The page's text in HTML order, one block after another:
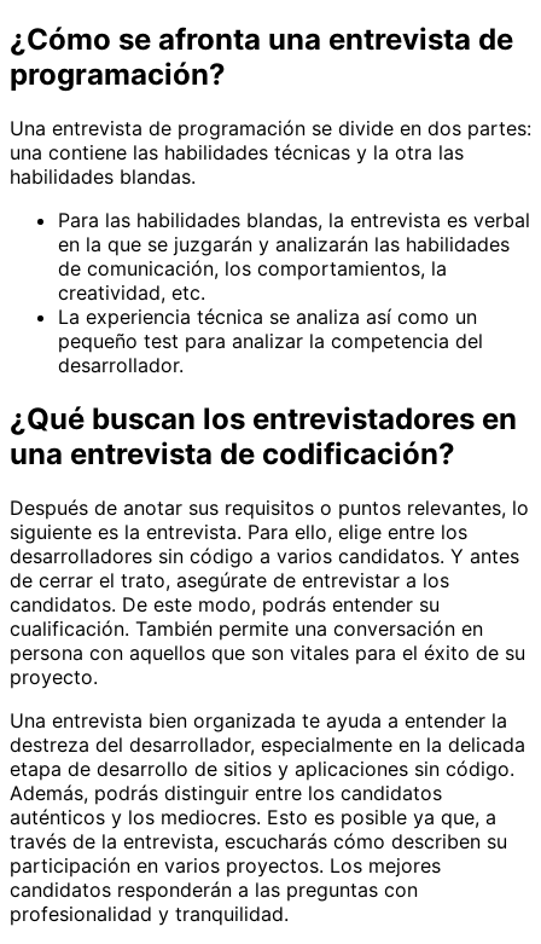
¿Cómo se afronta una entrevista de
programación?
Una entrevista de programación se divide en dos partes:
una contiene las habilidades técnicas y la otra las
habilidades blandas.
Para las habilidades blandas, la entrevista es verbal
en la que se juzgarán y analizarán las habilidades
de comunicación, los comportamientos, la
creatividad, etc.
La experiencia técnica se analiza así como un
pequeño test para analizar la competencia del
desarrollador.
¿Qué buscan los entrevistadores en
una entrevista de codificación?
Después de anotar sus requisitos o puntos relevantes, lo
siguiente es la entrevista. Para ello, elige entre los
desarrolladores sin código a varios candidatos. Y antes
de cerrar el trato, asegúrate de entrevistar a los
candidatos. De este modo, podrás entender su
cualificación. También permite una conversación en
persona con aquellos que son vitales para el éxito de su
proyecto.
Una entrevista bien organizada te ayuda a entender la
destreza del desarrollador, especialmente en la delicada
etapa de desarrollo de sitios y aplicaciones sin código.
Además, podrás distinguir entre los candidatos
auténticos y los mediocres. Esto es posible ya que, a
través de la entrevista, escucharás cómo describen su
participación en varios proyectos. Los mejores
candidatos responderán a las preguntas con
profesionalidad y tranquilidad.